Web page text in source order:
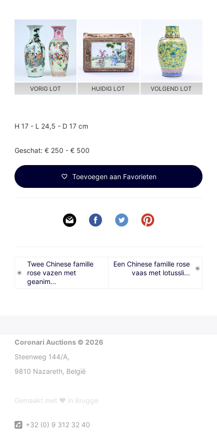
VORIG LOT HUIDIG LOT VOLGEND LOT
H 17 - L 24,5 - D 17 cm
Geschat: € 250 - € 500
Toevoegen aan Favorieten
Twee Chinese famille
rose vazen met
geanim...
Een Chinese famille rose
vaas met lotussli...
Coronari Auctions © 2026
Steenweg 144/A,
9810 Nazareth, België
Gemaakt met ♥ in Brugge
+32 (0) 9 312 32 40